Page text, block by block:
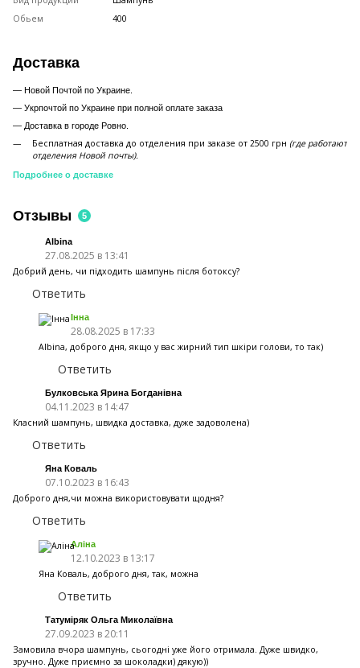
Обьем
400
Доставка
— Новой Почтой по Украине.
— Укрпочтой по Украине при полной оплате заказа
— Доставка в городе Ровно.
Бесплатная доставка до отделения при заказе от 2500 грн (где работают
отделения Новой почты).
Подробнее о доставке
Отзывы 5
Albina
27.08.2025 в 13:41
Добрий день, чи підходить шампунь після ботоксу?
Ответить
Інна
28.08.2025 в 17:33
Albina, доброго дня, якщо у вас жирний тип шкіри голови, то так)
Ответить
Булковська Ярина Богданівна
04.11.2023 в 14:47
Класний шампунь, швидка доставка, дуже задоволена)
Ответить
Яна Коваль
07.10.2023 в 16:43
Доброго дня,чи можна використовувати щодня?
Ответить
Аліна
12.10.2023 в 13:17
Яна Коваль, доброго дня, так, можна
Ответить
Татуміряк Ольга Миколаївна
27.09.2023 в 20:11
Замовила вчора шампунь, сьогодні уже його отримала. Дуже швидко,
зручно. Дуже приємно за шоколадки) дякую))